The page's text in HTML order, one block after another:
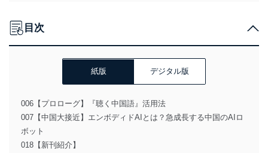
目次
紙版 デジタル版
006【プロローグ】『聴く中国語』活用法
007【中国大接近】エンボディドAIとは？急成長する中国のAIロ
ボット
018【新刊紹介】